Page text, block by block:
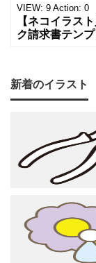
っています。
ド雑貨、コス
VIEW: 9 Action: 0
【ネコイラス
ク請求書テンプ
ーの猫デザイン
形です。波打ち
の中に描かれ
シルエットや
モチーフが、ビ
書にさりげない
新着のイラスト